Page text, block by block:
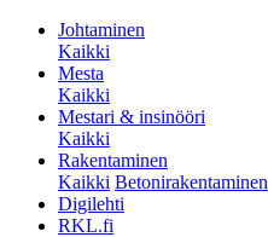
Johtaminen
Kaikki
Mesta
Kaikki
Mestari & insinööri
Kaikki
Rakentaminen
Kaikki Betonirakentaminen
Digilehti
RKL.fi